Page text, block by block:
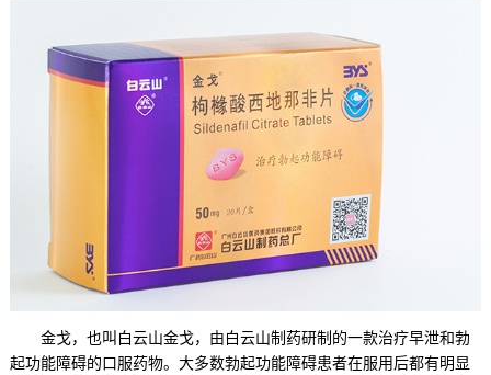
金戈，也叫白云山金戈，由白云山制药研制的一款治疗早泄和勃
起功能障碍的口服药物。大多数勃起功能障碍患者在服用后都有明显